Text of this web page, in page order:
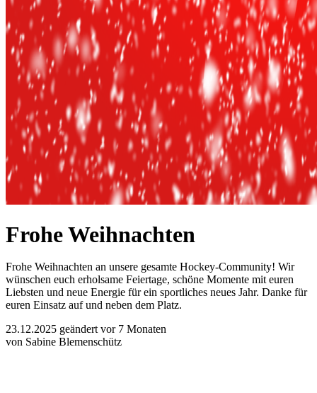
Frohe Weihnachten
Frohe Weihnachten an unsere gesamte Hockey-Community! Wir
wünschen euch erholsame Feiertage, schöne Momente mit euren
Liebsten und neue Energie für ein sportliches neues Jahr. Danke für
euren Einsatz auf und neben dem Platz.
23.12.2025 geändert vor 7 Monaten
von Sabine Blemenschütz